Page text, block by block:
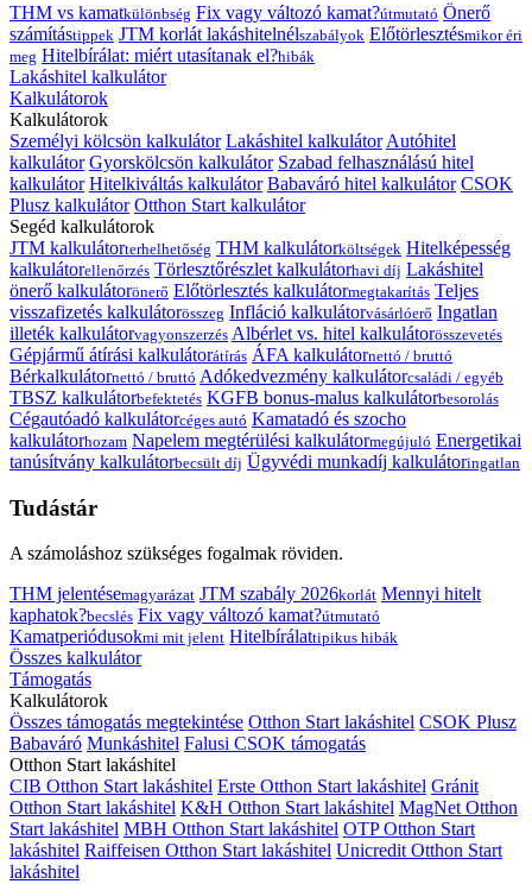
THM vs kamatkülönbség Fix vagy változó kamat?útmutató Önerő
számítástippek JTM korlát lakáshitelnélszabályok Előtörlesztésmikor éri
meg Hitelbírálat: miért utasítanak el?hibák
Lakáshitel kalkulátor
Kalkulátorok
Kalkulátorok
Személyi kölcsön kalkulátor Lakáshitel kalkulátor Autóhitel
kalkulátor Gyorskölcsön kalkulátor Szabad felhasználású hitel
kalkulátor Hitelkiváltás kalkulátor Babaváró hitel kalkulátor CSOK
Plusz kalkulátor Otthon Start kalkulátor
Segéd kalkulátorok
JTM kalkulátorterhelhetőség THM kalkulátorköltségek Hitelképesség
kalkulátorellenőrzés Törlesztőrészlet kalkulátorhavi díj Lakáshitel
önerő kalkulátorönerő Előtörlesztés kalkulátormegtakarítás Teljes
visszafizetés kalkulátorösszeg Infláció kalkulátorvásárlóerő Ingatlan
illeték kalkulátorvagyonszerzés Albérlet vs. hitel kalkulátorösszevetés
Gépjármű átírási kalkulátorátírás ÁFA kalkulátornettó / bruttó
Bérkalkulátornettó / bruttó Adókedvezmény kalkulátorcsaládi / egyéb
TBSZ kalkulátorbefektetés KGFB bonus-malus kalkulátorbesorolás
Cégautóadó kalkulátorcéges autó Kamatadó és szocho
kalkulátorhozam Napelem megtérülési kalkulátormegújuló Energetikai
tanúsítvány kalkulátorbecsült díj Ügyvédi munkadíj kalkulátoringatlan
Tudástár
A számoláshoz szükséges fogalmak röviden.
THM jelentésemagyarázat JTM szabály 2026korlát Mennyi hitelt
kaphatok?becslés Fix vagy változó kamat?útmutató
Kamatperiódusokmi mit jelent Hitelbírálattipikus hibák
Összes kalkulátor
Támogatás
Kalkulátorok
Összes támogatás megtekintése Otthon Start lakáshitel CSOK Plusz
Babaváró Munkáshitel Falusi CSOK támogatás
Otthon Start lakáshitel
CIB Otthon Start lakáshitel Erste Otthon Start lakáshitel Gránit
Otthon Start lakáshitel K&H Otthon Start lakáshitel MagNet Otthon
Start lakáshitel MBH Otthon Start lakáshitel OTP Otthon Start
lakáshitel Raiffeisen Otthon Start lakáshitel Unicredit Otthon Start
lakáshitel